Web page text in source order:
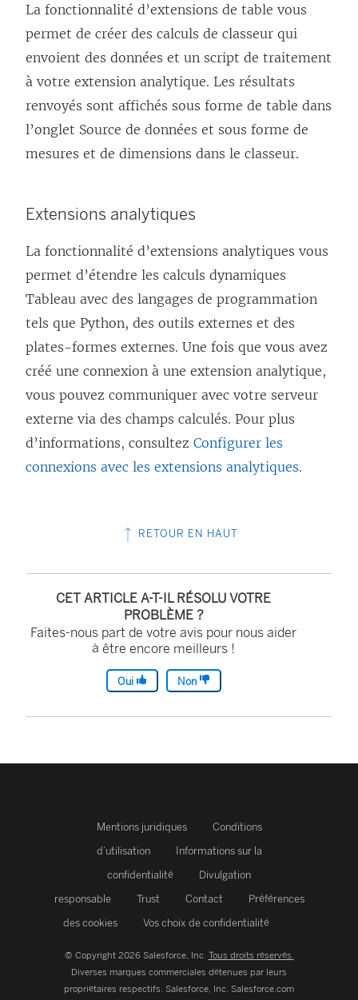
La fonctionnalité d’extensions de table vous
permet de créer des calculs de classeur qui
envoient des données et un script de traitement
à votre extension analytique. Les résultats
renvoyés sont affichés sous forme de table dans
l’onglet Source de données et sous forme de
mesures et de dimensions dans le classeur.
Extensions analytiques
La fonctionnalité d’extensions analytiques vous
permet d’étendre les calculs dynamiques
Tableau avec des langages de programmation
tels que Python, des outils externes et des
plates-formes externes. Une fois que vous avez
créé une connexion à une extension analytique,
vous pouvez communiquer avec votre serveur
externe via des champs calculés. Pour plus
d’informations, consultez Configurer les
connexions avec les extensions analytiques.
RETOUR EN HAUT
CET ARTICLE A-T-IL RÉSOLU VOTRE
PROBLÈME ?
Faites-nous part de votre avis pour nous aider
à être encore meilleurs !
Oui Non
Mentions juridiques
Conditions
d’utilisation
Informations sur la
confidentialité
Divulgation
responsable
Trust Contact
Préférences
des cookies
Vos choix de confidentialité
© Copyright 2026 Salesforce, Inc. Tous droits réservés.
Diverses marques commerciales détenues par leurs
propriétaires respectifs. Salesforce, Inc. Salesforce.com